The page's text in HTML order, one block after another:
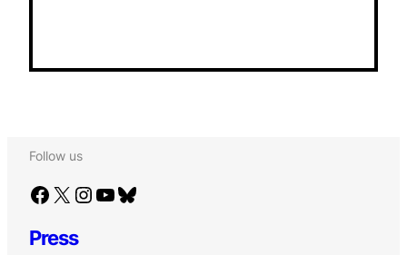
Follow us
Facebook X Instagram YouTube Bluesky
Press